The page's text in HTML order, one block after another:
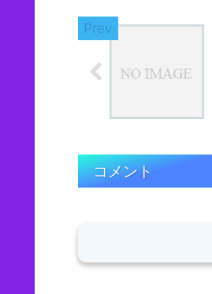
コメント